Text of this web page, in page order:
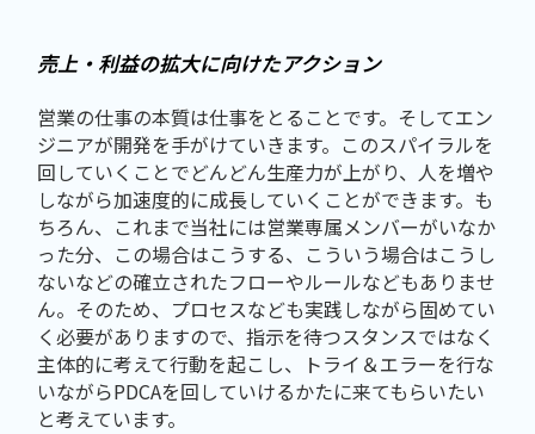
売上・利益の拡大に向けたアクション
営業の仕事の本質は仕事をとることです。そしてエン
ジニアが開発を手がけていきます。このスパイラルを
回していくことでどんどん生産力が上がり、人を増や
しながら加速度的に成長していくことができます。も
ちろん、これまで当社には営業専属メンバーがいなか
った分、この場合はこうする、こういう場合はこうし
ないなどの確立されたフローやルールなどもありませ
ん。そのため、プロセスなども実践しながら固めてい
く必要がありますので、指示を待つスタンスではなく
主体的に考えて行動を起こし、トライ＆エラーを行な
いながらPDCAを回していけるかたに来てもらいたい
と考えています。